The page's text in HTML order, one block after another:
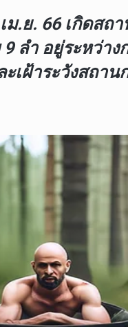
.ย. 66 เกิดส
ลำ อยู่ระหว่
ฝ้าระวังสถา